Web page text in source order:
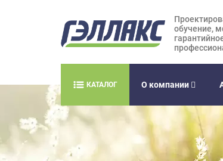
обучение,
КАТАЛОГ О компании